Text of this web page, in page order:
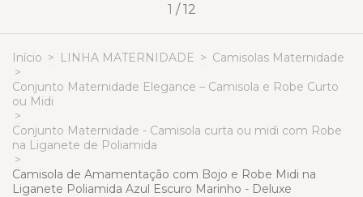
1 /12
Início > LINHA MATERNIDADE > Camisolas Maternidade
>
Conjunto Maternidade Elegance – Camisola e Robe Curto
ou Midi
>
Conjunto Maternidade - Camisola curta ou midi com Robe
na Liganete de Poliamida
>
Camisola de Amamentação com Bojo e Robe Midi na
Liganete Poliamida Azul Escuro Marinho - Deluxe